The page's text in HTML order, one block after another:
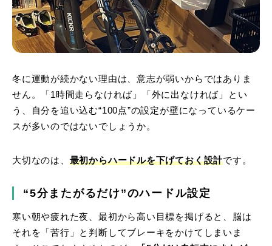
冬に運動が続かない理由は、意志が弱いからではありま
せん。「1時間走らなければ」「外に出なければ」とい
う、自分を追い込む“100点”の設定が壁になっているケー
スが多いのではないでしょうか。
大切なのは、 最初からハードルを下げておく設計です。
“5分またがるだけ”のハードル設定
寒い朝や疲れた夜、最初から高い目標を掲げると、脳は
それを「苦行」と判断してブレーキをかけてしまいま